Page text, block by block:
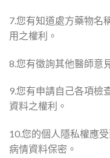
7.您有知道處方藥物名
用之權利。
8.您有徵詢其他醫師意
9.您有申請自己各項檢
資料之權利。
10.您的個人隱私權應
病情資料保密。